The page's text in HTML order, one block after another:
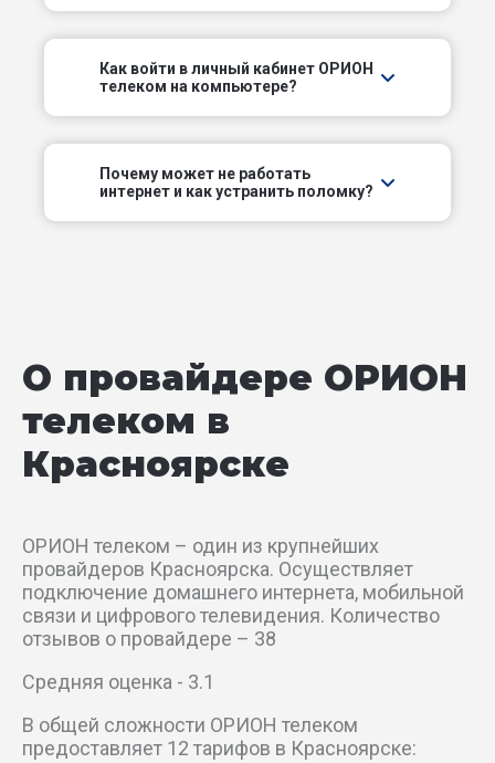
Пороховой пер
Приручейный пер
Речной пер
Северное шоссе
Северный проезд
Сквозной проезд
Сокольский пер
Солнечный б-р
Средний пер
Как войти в личный кабинет ОРИОН
телеком на компьютере?
Почему может не работать
интернет и как устранить поломку?
О провайдере ОРИОН
телеком в
Красноярске
ОРИОН телеком – один из крупнейших
провайдеров Красноярска. Осуществляет
подключение домашнего интернета, мобильной
связи и цифрового телевидения. Количество
отзывов о провайдере – 38
Средняя оценка - 3.1
В общей сложности ОРИОН телеком
предоставляет 12 тарифов в Красноярске: